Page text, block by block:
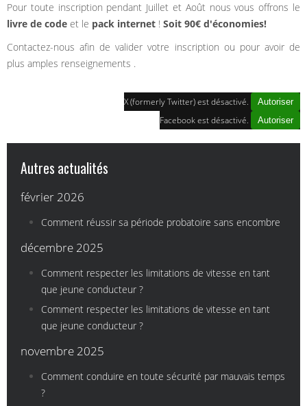
Pour toute inscription pendant Juillet et Août nous vous offrons le
livre de code et le pack internet ! Soit 90€ d'économies!
Contactez-nous afin de valider votre inscription ou pour avoir de
plus amples renseignements .
X (formerly Twitter) est désactivé. Autoriser
Facebook est désactivé. Autoriser
Autres actualités
février 2026
Comment réussir sa période probatoire sans encombre
décembre 2025
Comment respecter les limitations de vitesse en tant
que jeune conducteur ?
Comment respecter les limitations de vitesse en tant
que jeune conducteur ?
novembre 2025
Comment conduire en toute sécurité par mauvais temps
?